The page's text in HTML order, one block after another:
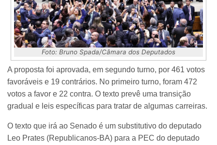
Foto: Bruno Spada/Câmara dos Deputados
A proposta foi aprovada, em segundo turno, por 461 votos
favoráveis e 19 contrários. No primeiro turno, foram 472
votos a favor e 22 contra. O texto prevê uma transição
gradual e leis específicas para tratar de algumas carreiras.
O texto que irá ao Senado é um substitutivo do deputado
Leo Prates (Republicanos-BA) para a PEC do deputado